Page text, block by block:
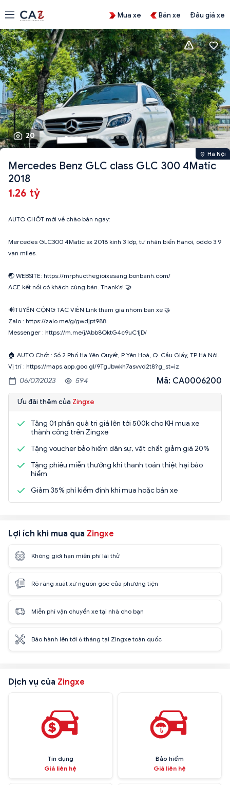
Mua xe Bán xe Đấu giá xe
20
Hà Nội
Mercedes Benz GLC class GLC 300 4Matic
2018
1.26 tỷ
AUTO CHỐT mới về chào bán ngay:
Mercedes GLC300 4Matic sx 2018 kính 3 lớp, tư nhân biển Hanoi, oddo 3.9
vạn miles.
🌏 WEBSITE: https://mrphucthegioixesang.bonbanh.com/
ACE kết nối có khách cùng bán. Thank’s! 🤝
🔊TUYỂN CỘNG TÁC VIÊN Link tham gia nhóm bán xe 🤝
Zalo : https://zalo.me/g/gwdjpt988
Messenger : https://m.me/j/Abb8QktG4c9uC1jD/
🏠 AUTO Chốt : Số 2 Phố Hạ Yên Quyết, P Yên Hoà, Q. Cầu Giấy, TP Hà Nội.
Vị trí : https://maps.app.goo.gl/9TgJbwkh7asvvd2t8?g_st=iz
06/07/2023 594 Mã: CA0006200
Ưu đãi thêm của Zingxe
Tặng 01 phần quà trị giá lên tới 500k cho KH mua xe
thành công trên Zingxe
Tặng voucher bảo hiểm dân sự, vật chất giảm giá 20%
Tặng phiếu miễn thưởng khi thanh toán thiệt hại bảo
hiểm
Giảm 35% phí kiểm định khi mua hoặc bán xe
Lợi ích khi mua qua Zingxe
Không giới hạn miễn phí lái thử
Rõ ràng xuất xứ nguồn gốc của phương tiện
Miễn phí vận chuyển xe tại nhà cho bạn
Bảo hành lên tới 6 tháng tại Zingxe toàn quốc
Dịch vụ của Zingxe
Tín dụng
Giá liên hệ
Bảo hiểm
Giá liên hệ